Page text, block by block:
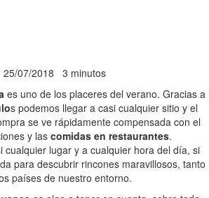
25/07/2018 3 minutos
es uno de los placeres del verano. Gracias a
s podemos llegar a casi cualquier sitio y el
se ve rápidamente compensada con el
y las comidas en restaurantes.
cualquier lugar y a cualquier hora del día, si
para descubrir rincones maravillosos, tanto
países de nuestro entorno.